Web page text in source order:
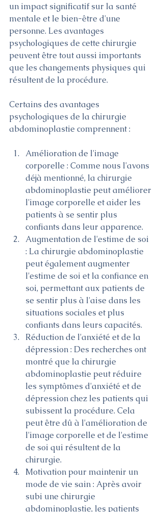
un impact significatif sur la santé
mentale et le bien-être d'une
personne. Les avantages
psychologiques de cette chirurgie
peuvent être tout aussi importants
que les changements physiques qui
résultent de la procédure.
Certains des avantages
psychologiques de la chirurgie
abdominoplastie comprennent :
Amélioration de l'image
corporelle : Comme nous l'avons
déjà mentionné, la chirurgie
abdominoplastie peut améliorer
l'image corporelle et aider les
patients à se sentir plus
confiants dans leur apparence.
Augmentation de l'estime de soi
: La chirurgie abdominoplastie
peut également augmenter
l'estime de soi et la confiance en
soi, permettant aux patients de
se sentir plus à l'aise dans les
situations sociales et plus
confiants dans leurs capacités.
Réduction de l'anxiété et de la
dépression : Des recherches ont
montré que la chirurgie
abdominoplastie peut réduire
les symptômes d'anxiété et de
dépression chez les patients qui
subissent la procédure. Cela
peut être dû à l'amélioration de
l'image corporelle et de l'estime
de soi qui résultent de la
chirurgie.
Motivation pour maintenir un
mode de vie sain : Après avoir
subi une chirurgie
abdominoplastie, les patients